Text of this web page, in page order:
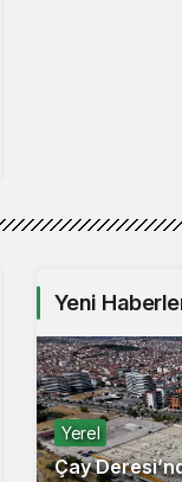
Yeni
Yerel
Çay